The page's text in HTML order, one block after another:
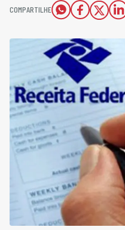
COMPARTILHE